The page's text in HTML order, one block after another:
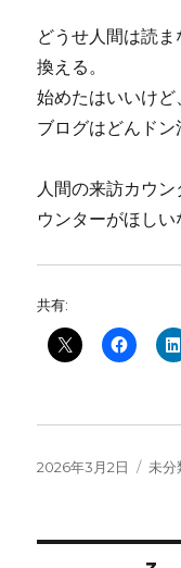
どうせ人間は読
換える。
始めたはいいけど
ブログはどんドン
人間の来訪カウ
ウンターがほしい
共有:
投
2026年3月2日
カ
未分